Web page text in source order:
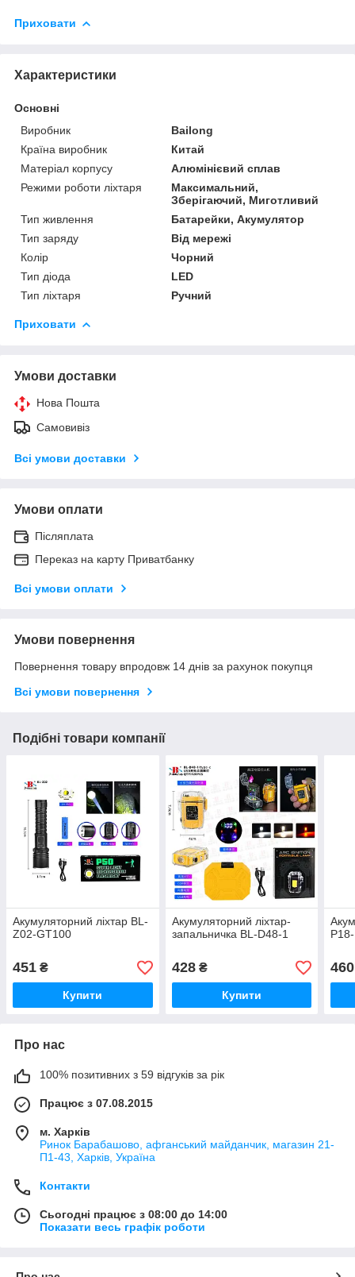
Приховати
Характеристики
Основні
Виробник
Bailong
Країна виробник
Китай
Матеріал корпусу
Алюмінієвий сплав
Режими роботи ліхтаря
Максимальний,
Зберігаючий, Миготливий
Тип живлення
Батарейки, Акумулятор
Тип заряду
Від мережі
Колір
Чорний
Тип діода
LED
Тип ліхтаря
Ручний
Приховати
Умови доставки
Нова Пошта
Самовивіз
Всі умови доставки
Умови оплати
Післяплата
Переказ на карту Приватбанку
Всі умови оплати
Умови повернення
Повернення товару впродовж 14 днів за рахунок покупця
Всі умови повернення
Подібні товари компанії
Акумуляторний ліхтар BL-
Z02-GT100
451 ₴
Купити
Акумуляторний ліхтар-
запальничка BL-D48-1
428₴
Купити
460
Про нас
100% позитивних з 59 відгуків за рік
Працює з 07.08.2015
м. Харків
Ринок Барабашово, афганський майданчик, магазин 21-
П1-43, Харків, Україна
Контакти
Сьогодні працює з 08:00 до 14:00
Показати весь графік роботи